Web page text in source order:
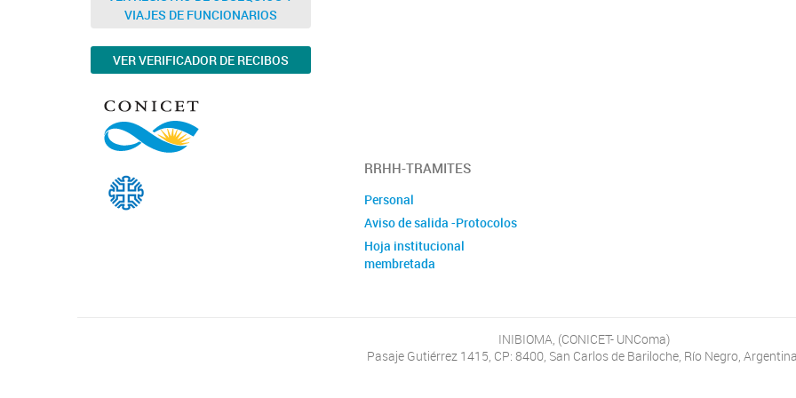
VIAJES DE FUNCIONARIOS
VER VERIFICADOR DE RECIBOS
RRHH-TRAMITES
Personal
Aviso de salida -Protocolos
Hoja institucional
membretada
INIBIOMA, (CONICET- UNComa)
Pasaje Gutiérrez 1415, CP: 8400, San Carlos de Bariloche, Río Negro,